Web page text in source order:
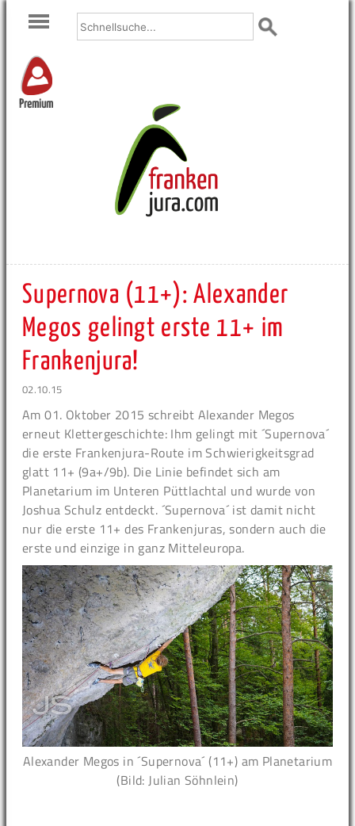
Premium
Supernova (11+): Alexander
Megos gelingt erste 11+ im
Frankenjura!
02.10.15
Am 01. Oktober 2015 schreibt Alexander Megos
erneut Klettergeschichte: Ihm gelingt mit ´Supernova´
die erste Frankenjura-Route im Schwierigkeitsgrad
glatt 11+ (9a+/9b). Die Linie befindet sich am
Planetarium im Unteren Püttlachtal und wurde von
Joshua Schulz entdeckt. ´Supernova´ ist damit nicht
nur die erste 11+ des Frankenjuras, sondern auch die
erste und einzige in ganz Mitteleuropa.
Alexander Megos in ´Supernova´ (11+) am Planetarium
(Bild: Julian Söhnlein)